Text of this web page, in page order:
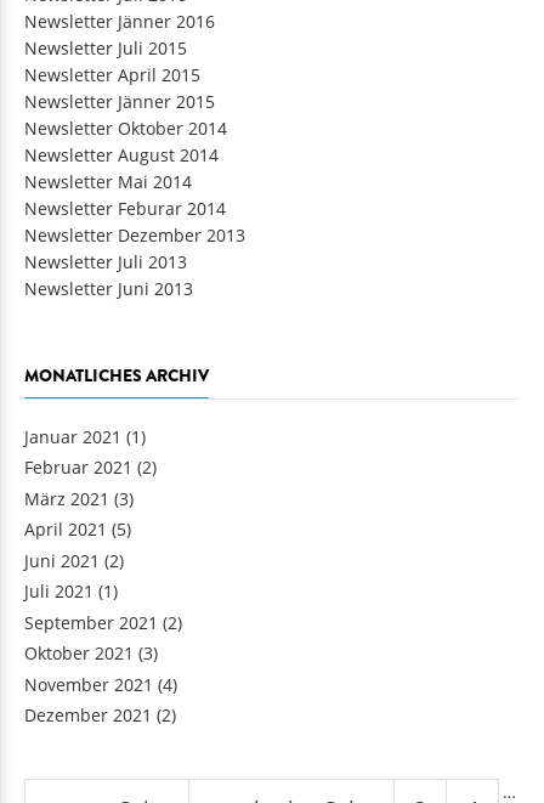
Newsletter Juli 2015
Newsletter April 2015
Newsletter Jänner 2015
Newsletter Oktober 2014
Newsletter August 2014
Newsletter Mai 2014
Newsletter Feburar 2014
Newsletter Dezember 2013
Newsletter Juli 2013
Newsletter Juni 2013
Januar 2021(1)
Februar 2021(2)
März 2021(3)
April 2021 (5)
Juni 2021(2)
Juli 2021(1)
September 2021
Oktober 2021(3)
November 2021(4)
Dezember 2021 (2)
« erste Seite ‹ vorherige Seite 3 4